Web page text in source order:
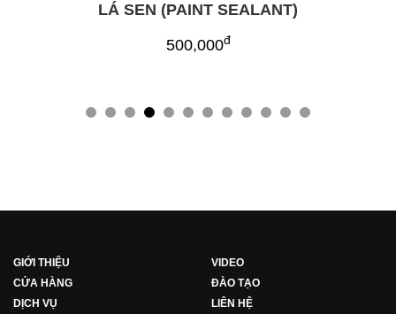
LÁ SEN (PAINT SEALANT)
500,000đ
GIỚI THIỆU
CỬA HÀNG
DỊCH VỤ
VIDEO
ĐÀO TẠO
LIÊN HỆ